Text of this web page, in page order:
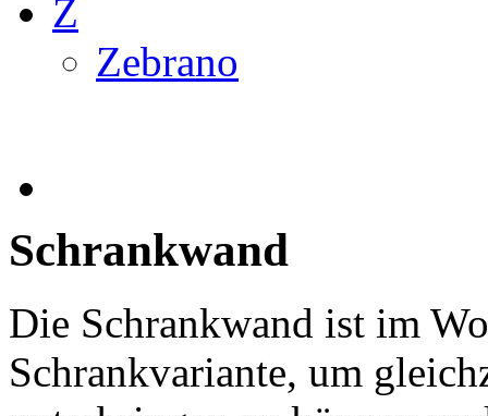
Z
Zebrano
Schrankwand
Die Schrankwand ist im
Schrankvariante, um